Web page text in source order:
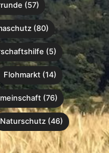
(57)
(80)
(5)
Flohmarkt (14)
(76)
Naturschutz (46)